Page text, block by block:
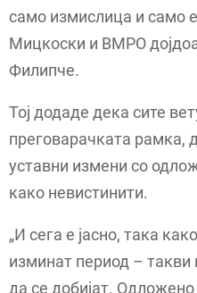
само измислица и само
Мицкоски и ВМРО дојдоа
Филипче.
Тој додаде дека сите
преговарачката рамка,
уставни измени со
како невистинити.
„И сега е јасно, така
изминат период –
да се добијат. Одложено